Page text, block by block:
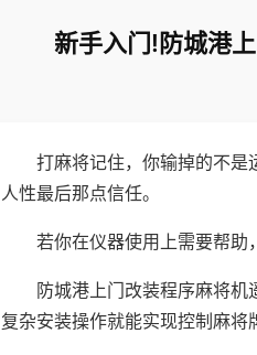
新手入门!防城港
打麻将记住，你输掉的不是
人性最后那点信任。
若你在仪器使用上需要帮助
防城港上门改装程序麻将
复杂安装操作就能实现控制麻将